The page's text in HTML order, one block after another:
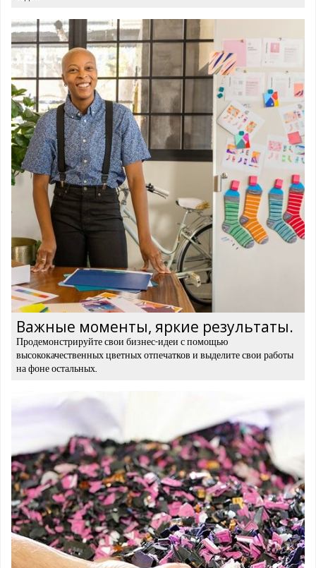
Важные моменты, яркие результаты.
Продемонстрируйте свои бизнес-идеи с помощью
высококачественных цветных отпечатков и выделите свои работы
на фоне остальных.